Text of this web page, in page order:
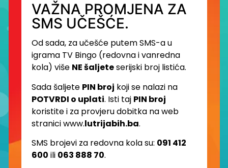
VAŽNA PROMJENA ZA
SMS UČEŠĆE.
Od sada, za učešće putem SMS-a u
igrama TV Bingo (redovna i vanredna
kola) više NE šaljeteserijski broj listića.
Sada šaljete PIN broj koji se nalazi na
POTVRDI o uplati. Isti taj PIN broj
koristite i za provjeru dobitka na web
stranici www.lutrijabih.ba.
SMS brojevi za redovna kola su: 091 412
600 ili 063 888 70.